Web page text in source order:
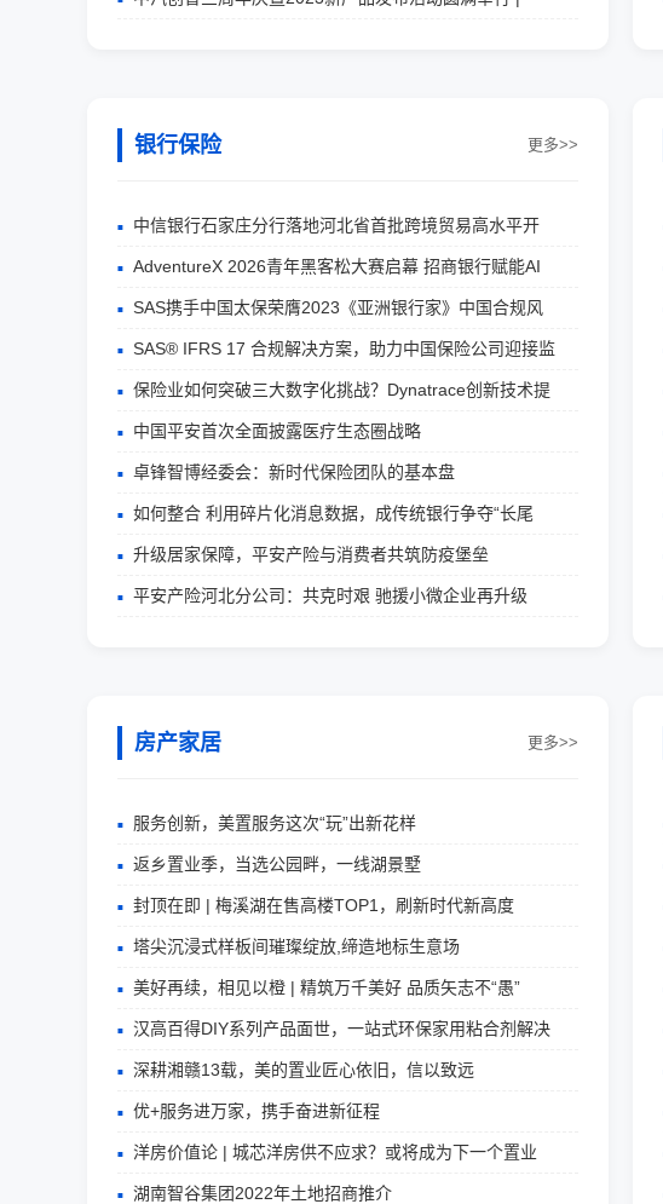
银行保险 更多>>
中信银行石家庄分行落地河北省首批跨境贸易高水平开
AdventureX 2026青年黑客松大赛启幕 招商银行赋能AI
SAS携手中国太保荣膺2023《亚洲银行家》中国合规风
SAS® IFRS 17 合规解决方案，助力中国保险公司迎接监
保险业如何突破三大数字化挑战？Dynatrace创新技术提
中国平安首次全面披露医疗生态圈战略
卓锋智博经委会：新时代保险团队的基本盘
如何整合 利用碎片化消息数据，成传统银行争夺“长尾
升级居家保障，平安产险与消费者共筑防疫堡垒
平安产险河北分公司：共克时艰 驰援小微企业再升级
房产家居 更多>>
服务创新，美置服务这次“玩”出新花样
返乡置业季，当选公园畔，一线湖景墅
封顶在即 | 梅溪湖在售高楼TOP1，刷新时代新高度
塔尖沉浸式样板间璀璨绽放,缔造地标生意场
美好再续，相见以橙 | 精筑万千美好 品质矢志不“愚”
汉高百得DIY系列产品面世，一站式环保家用粘合剂解决
深耕湘赣13载，美的置业匠心依旧，信以致远
优+服务进万家，携手奋进新征程
洋房价值论 | 城芯洋房供不应求？或将成为下一个置业
湖南智谷集团2022年土地招商推介